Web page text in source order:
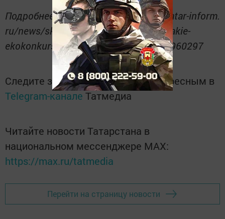
Подробнее: https://www. tatar-inform.
ru/news/skolnyi-ekopatrul-i-bumbatl-kakie-
ekokonkursy-proxodyat-v-tatarstane-5960297
Следите за самым важным и интересным в
Telegram-канале Татмедиа
Читайте новости Татарстана в
национальном мессенджере MАХ:
https://max.ru/tatmedia
Перейти на страницу новости